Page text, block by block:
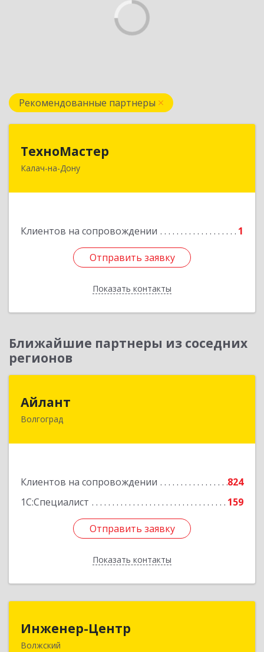
Рекомендованные партнеры
ТехноМастер
Калач-на-Дону
Клиентов на сопровождении 1
Отправить заявку
Показать контакты
404503, Волгоградская обл, Калач-на-Дону г,
Отправить заявку
Назад
Ближайшие партнеры из соседних
регионов
Айлант
Волгоград
Клиентов на сопровождении
824
1С:Специалист
159
Отправить заявку
Показать контакты
400001, Волгоградская обл, Волгоград г, им
Отправить заявку
Назад
Инженер-Центр
Волжский404120, Волгоградская обл, Волжский г, им